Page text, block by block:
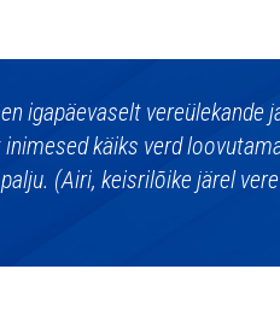
igapäevaselt vereülekande
käiks verd
(Airi, keisrilõike järel